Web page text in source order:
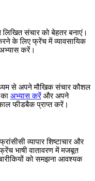
संचार को बेहतर बनाएं।
के लिए फ्रेंच में व्यावसायिक
करें।
से अपने मौखिक संचार कौशल
अभ्यास करेंऔर अपने
फीडबैक प्राप्त करें।
व्यापार शिष्टाचार और
भाषी वातावरण में मजबूत
को समझना आवश्यक